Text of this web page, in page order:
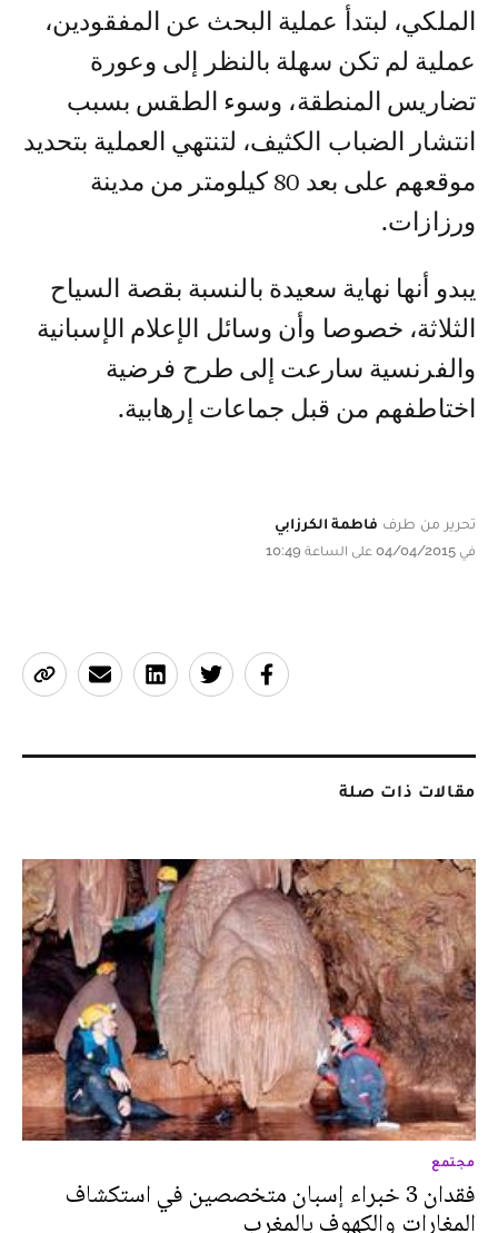
الملكي، لبتدأ عملية البحث عن المفقودين،
عملية لم تكن سهلة بالنظر إلى وعورة
تضاريس المنطقة، وسوء الطقس بسبب
انتشار الضباب الكثيف، لتنتهي العملية بتحديد
موقعهم على بعد 80 كيلومتر من مدينة
ورزازات.
يبدو أنها نهاية سعيدة بالنسبة بقصة السياح
الثلاثة، خصوصا وأن وسائل الإعلام الإسبانية
والفرنسية سارعت إلى طرح فرضية
اختاطفهم من قبل جماعات إرهابية.
تحرير من طرف فاطمة الكرزابي
في 04/04/2015 على الساعة 10:49
مقالات ذات صلة
مجتمع
فقدان 3 خبراء إسبان متخصصين في استكشاف
المغارات والكهوف بالمغرب